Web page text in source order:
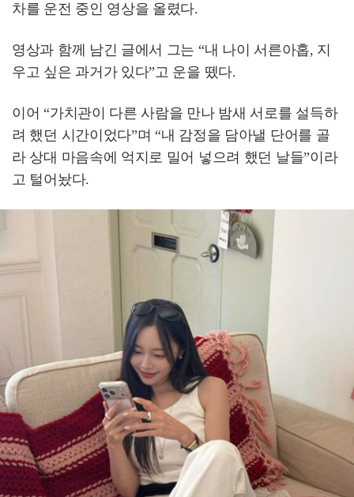
차를 운전 중인 영상을 올렸다.
영상과 함께 남긴 글에서 그는 “내 나이 서른아홉, 지
우고 싶은 과거가 있다”고 운을 뗐다.
이어 “가치관이 다른 사람을 만나 밤새 서로를 설득하
려 했던 시간이었다”며 “내 감정을 담아낼 단어를 골
라 상대 마음속에 억지로 밀어 넣으려 했던 날들”이라
고 털어놨다.